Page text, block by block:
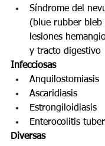
Síndrome del
(blue rubber bleb
lesiones
y tracto digestivo
Infecciosas
Anquilostomiasis
Ascaridiasis
Estrongiloidiasis
Enterocolitis
Diversas